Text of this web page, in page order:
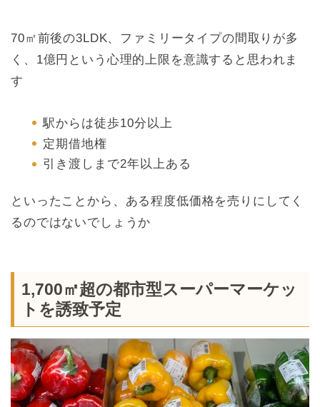
70㎡前後の3LDK、ファミリータイプの間取りが多
く、1億円という心理的上限を意識すると思われま
す
駅からは徒歩10分以上
定期借地権
引き渡しまで2年以上ある
といったことから、ある程度低価格を売りにしてく
るのではないでしょうか
1,700㎡超の都市型スーパーマーケッ
トを誘致予定